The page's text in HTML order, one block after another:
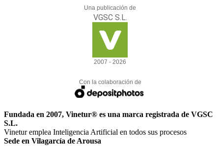
Una publicación de
VGSC S.L.
2007 - 2026
Con la colaboración de
Fundada en 2007, Vinetur® es una marca registrada de VGSC
S.L.
Vinetur emplea Inteligencia Artificial en todos sus procesos
Sede en Vilagarcía de Arousa